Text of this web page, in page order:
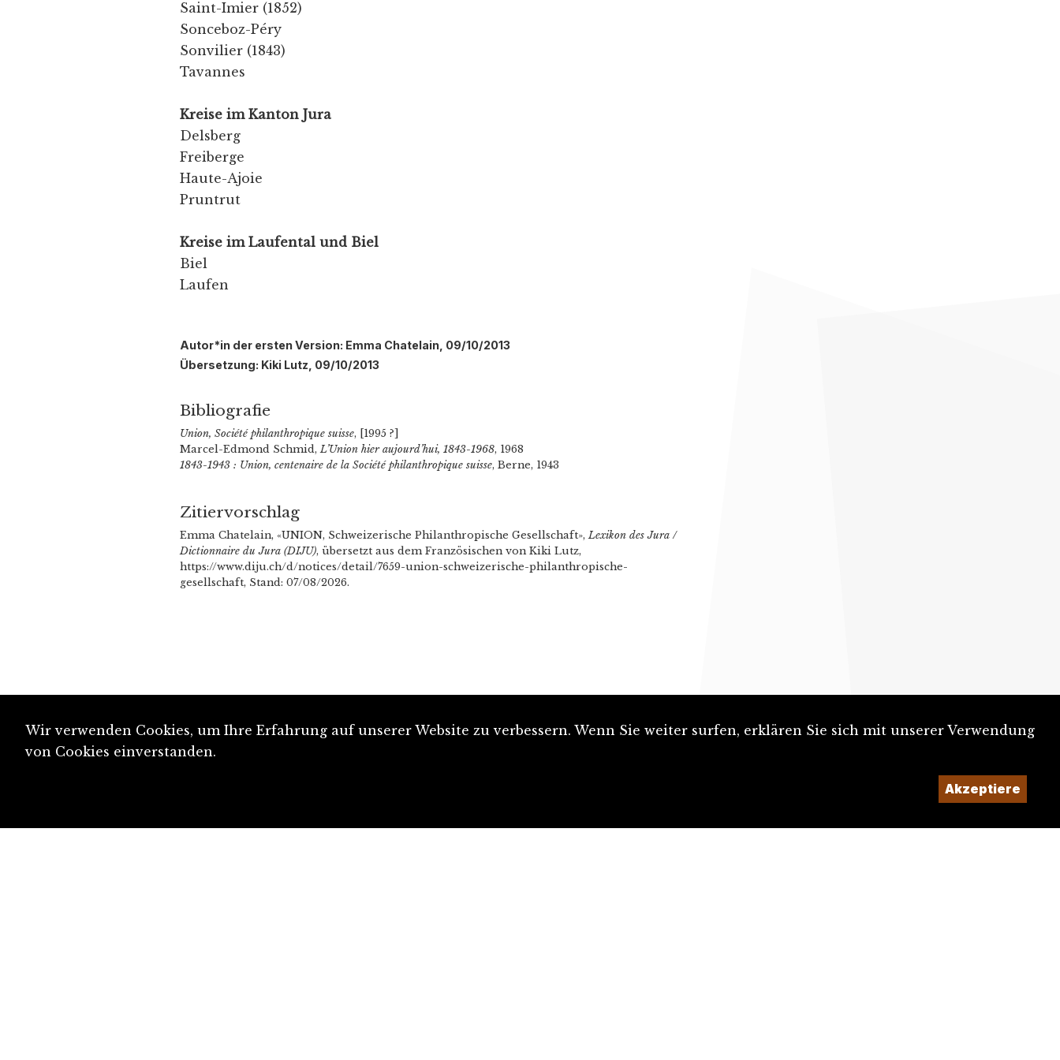
Saint-Imier (1852)
Sonceboz-Péry
Sonvilier (1843)
Tavannes
Kreise im Kanton Jura
Delsberg
Freiberge
Haute-Ajoie
Pruntrut
Kreise im Laufental und Biel
Biel
Laufen
Autor*in der ersten Version: Emma Chatelain, 09/10/2013
Übersetzung: Kiki Lutz, 09/10/2013
Bibliografie
Union, Société philanthropique suisse, [1995 ?]
Marcel-Edmond Schmid, L’Union hier aujourd’hui, 1843-1968, 1968
1843-1943 : Union, centenaire de la Société philanthropique suisse, Berne, 1943
Zitiervorschlag
Emma Chatelain, «UNION, Schweizerische Philanthropische Gesellschaft»,Lexikon des Jura /
Dictionnaire du Jura (DIJU), übersetzt aus dem Französischen von Kiki Lutz,
https://www.diju.ch/d/notices/detail/7659-union-schweizerische-philanthropische-
gesellschaft, Stand: 07/08/2026.
Wir verwenden Cookies, um Ihre Erfahrung auf unserer Website zu verbessern. Wenn Sie weiter surfen, erklären Sie sich mit unserer Verwendung
von Cookies einverstanden.
Akzeptiere